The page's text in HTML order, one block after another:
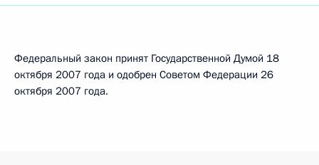
Федеральный закон принят Государственной Думой 18
октября 2007 года и одобрен Советом Федерации 26
октября 2007 года.